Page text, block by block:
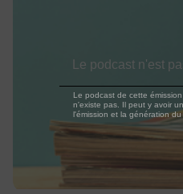
Le podcast n'est
Le podcast de cette
n'existe pas. Il peut y avoir
l'émission et la génération du